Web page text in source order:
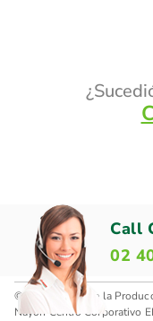
Call
02
© 2026 Banco de la
Nayón Centro Corporativo